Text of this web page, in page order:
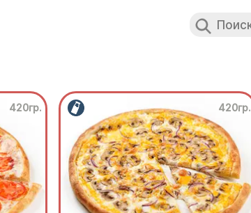
420гр. 420гр.